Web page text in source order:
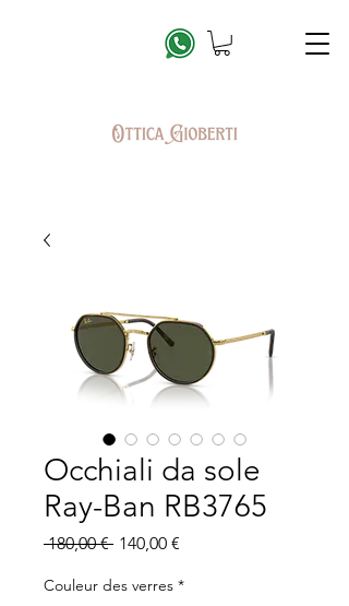
Occhiali da sole
Ray-Ban RB3765
180,00 € Prix
140,00 €
Couleur des verres *